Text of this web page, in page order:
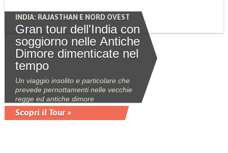
INDIA: RAJASTHAN E NORD OVEST
Gran tour dell'India con
soggiorno nelle Antiche
Dimore dimenticate nel
tempo
Un viaggio insolito e particolare che
prevede pernottamenti nelle vecchie
regge ed antiche dimore
Scopri il Tour »